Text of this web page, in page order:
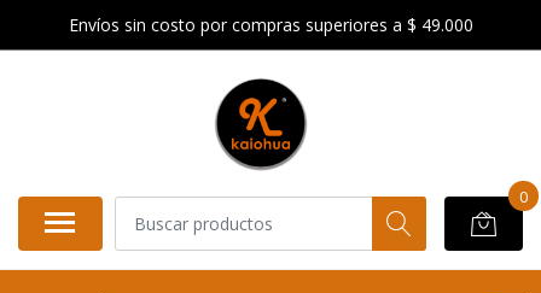
Envíos sin costo por compras superiores a $ 49.000
0